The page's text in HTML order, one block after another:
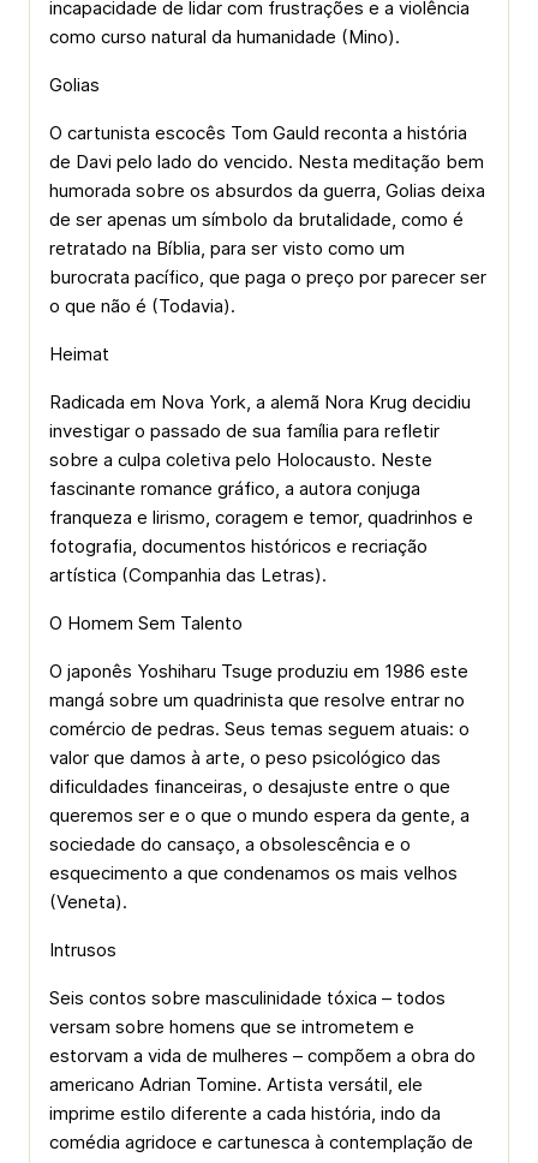
incapacidade de lidar com frustrações e a violência
como curso natural da humanidade (Mino).
Golias
O cartunista escocês Tom Gauld reconta a história
de Davi pelo lado do vencido. Nesta meditação bem
humorada sobre os absurdos da guerra, Golias deixa
de ser apenas um símbolo da brutalidade, como é
retratado na Bíblia, para ser visto como um
burocrata pacífico, que paga o preço por parecer ser
o que não é (Todavia).
Heimat
Radicada em Nova York, a alemã Nora Krug decidiu
investigar o passado de sua família para refletir
sobre a culpa coletiva pelo Holocausto. Neste
fascinante romance gráfico, a autora conjuga
franqueza e lirismo, coragem e temor, quadrinhos e
fotografia, documentos históricos e recriação
artística (Companhia das Letras).
O Homem Sem Talento
O japonês Yoshiharu Tsuge produziu em 1986 este
mangá sobre um quadrinista que resolve entrar no
comércio de pedras. Seus temas seguem atuais: o
valor que damos à arte, o peso psicológico das
dificuldades financeiras, o desajuste entre o que
queremos ser e o que o mundo espera da gente, a
sociedade do cansaço, a obsolescência e o
esquecimento a que condenamos os mais velhos
(Veneta).
Intrusos
Seis contos sobre masculinidade tóxica – todos
versam sobre homens que se intrometem e
estorvam a vida de mulheres – compõem a obra do
americano Adrian Tomine. Artista versátil, ele
imprime estilo diferente a cada história, indo da
comédia agridoce e cartunesca à contemplação de